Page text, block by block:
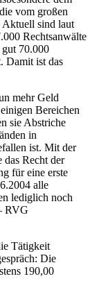
vom großen
Aktuell sind laut
Rechtsanwälte
gut 70.000
Damit ist das
mehr Geld
Bereichen
sie Abstriche
in
ist. Mit der
Recht der
für eine erste
alle
lediglich noch
RVG
Tätigkeit
Die
190,00